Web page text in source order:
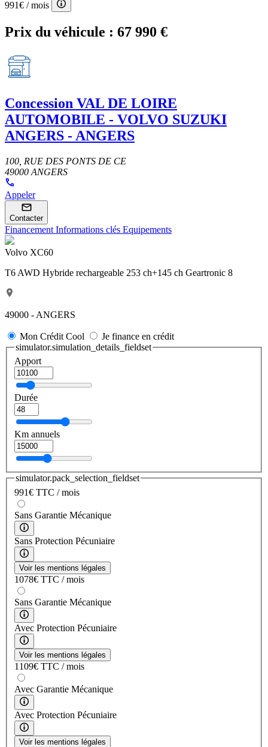
991€ / mois
Prix du véhicule : 67 990 €
Concession VAL DE LOIRE
AUTOMOBILE - VOLVO SUZUKI
ANGERS - ANGERS
100, RUE DES PONTS DE CE
49000 ANGERS
Appeler
Contacter
Financement Informations clés Equipements
Volvo XC60
T6 AWD Hybride rechargeable 253 ch+145 ch Geartronic 8
49000 - ANGERS
Mon Crédit Cool
Je finance en crédit
simulator.simulation_details_fieldset
Apport
Durée
Km annuels
simulator.pack_selection_fieldset
991€ TTC / mois
Sans Garantie Mécanique
Sans Protection Pécuniaire
Voir les mentions légales
1078€ TTC / mois
Sans Garantie Mécanique
Avec Protection Pécuniaire
Voir les mentions légales
1109€ TTC / mois
Avec Garantie Mécanique
Avec Protection Pécuniaire
Voir les mentions légales